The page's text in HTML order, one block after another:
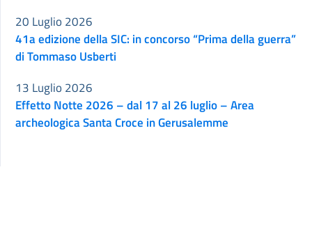
41a edizione della SIC: in concorso “Prima della guerra”
di Tommaso Usberti
20 Luglio 2026
Effetto Notte 2026 – dal 17 al 26 luglio – Area
archeologica Santa Croce in Gerusalemme
13 Luglio 2026